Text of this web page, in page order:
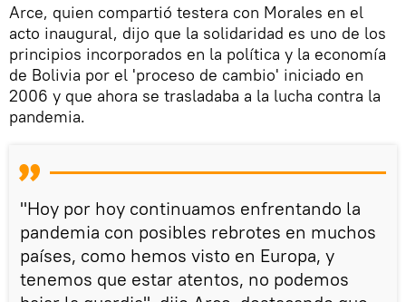
Arce, quien compartió testera con Morales en el
acto inaugural, dijo que la solidaridad es uno de los
principios incorporados en la política y la economía
de Bolivia por el 'proceso de cambio' iniciado en
2006 y que ahora se trasladaba a la lucha contra la
pandemia.
"Hoy por hoy continuamos enfrentando la
pandemia con posibles rebrotes en muchos
países, como hemos visto en Europa, y
tenemos que estar atentos, no podemos